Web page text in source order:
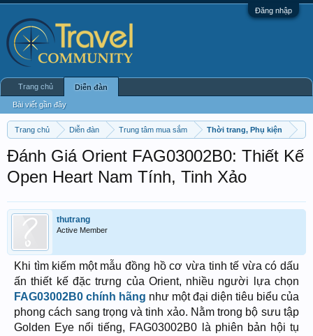
Đăng nhập
Trang chủ Diễn đàn Trung tâm mua sắm Thời trang, Phụ kiện
Đánh Giá Orient FAG03002B0: Thiết Kế
Open Heart Nam Tính, Tinh Xảo
thutrang
Active Member
Khi tìm kiếm một mẫu đồng hồ cơ vừa tinh tế vừa có dấu
ấn thiết kế đặc trưng của Orient, nhiều người lựa chọn
FAG03002B0 chính hãng như một đại diện tiêu biểu của
phong cách sang trọng và tinh xảo. Nằm trong bộ sưu tập
Golden Eye nổi tiếng, FAG03002B0 là phiên bản hội tụ
Trang chủ Diễn đàn
Bài viết gần đây